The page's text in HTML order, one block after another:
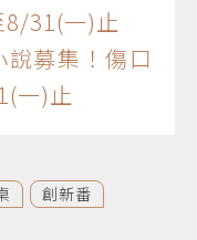
8/31(一)止
募集！傷口
一)止
創新番